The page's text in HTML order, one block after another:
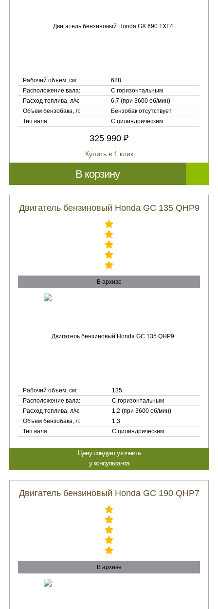
Рабочий объем, см:
688
Расположение вала:
С горизонтальным
Расход топлива, л/ч:
6,7 (при 3600 об/мин)
Объем бензобака, л:
Бензобак отсутствует
Тип вала:
С цилиндрическим
325 990 ₽
Купить в 1 клик
В корзину
Двигатель бензиновый Honda GC 135 QHP9
В архиве
Рабочий объем, см:
135
Расположение вала:
С горизонтальным
Расход топлива, л/ч:
1,2 (при 3600 об/мин)
Объем бензобака, л:
1,3
Тип вала:
С цилиндрическим
Цену следует уточнить
у консультанта
Двигатель бензиновый Honda GC 190 QHP7
В архиве